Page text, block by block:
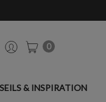
0
& INSPIRATION